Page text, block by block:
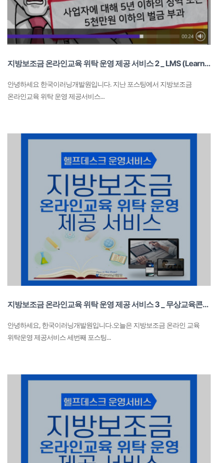
지방보조금 온라인교육 위탁 운영 제공 서비스 2 _ LMS (Learning Management System) 무료 제공
안녕하세요 한국이러닝개발원입니다. 지난 포스팅에서 지방보조금
온라인교육 위탁 운영 제공서비스...
지방보조금 온라인교육 위탁 운영 제공 서비스 3 _ 무상교육콘텐츠
안녕하세요, 한국이러닝개발원입니다.오늘은 지방보조금 온라인 교육
위탁운영 제공서비스 세번째 포스팅...